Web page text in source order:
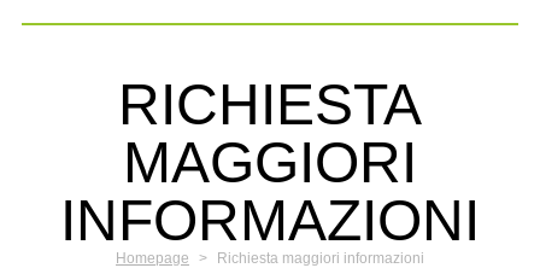
RICHIESTA
MAGGIORI
INFORMAZIONI
Homepage > Richiesta maggiori informazioni